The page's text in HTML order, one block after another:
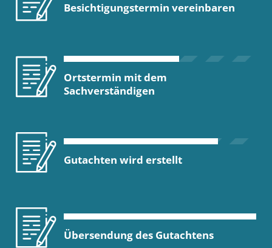
Besichtigungstermin vereinbaren
Ortstermin mit dem
Sachverständigen
Gutachten wird erstellt
Übersendung des Gutachtens